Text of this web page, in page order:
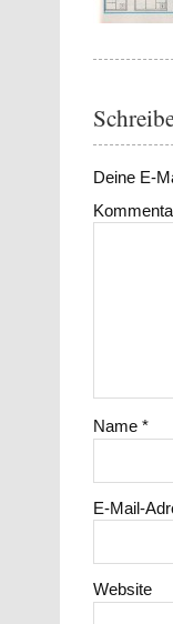
Deine E-
Name*
E-Mail-
Website